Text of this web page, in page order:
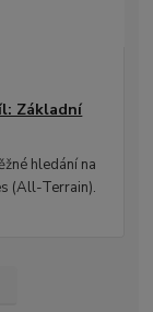
Základní
hledání na
(All-Terrain).